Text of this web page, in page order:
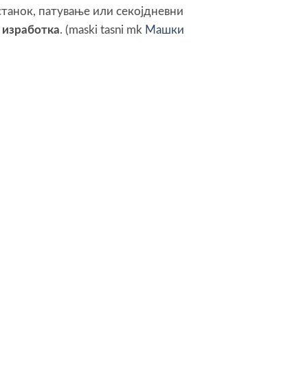
патување или секојдневни
. (maski tasni mk Машки